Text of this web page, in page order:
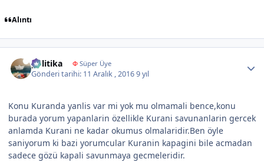
Alıntı
politika ΦSüper Üye
Gönderi tarihi: 11 Aralık , 20169 yıl
Konu Kuranda yanlis var mi yok mu olmamali bence,konu
burada yorum yapanlarin özellikle Kurani savunanlarin gercek
anlamda Kurani ne kadar okumus olmalaridir.Ben öyle
saniyorum ki bazi yorumcular Kuranin kapagini bile acmadan
sadece gözü kapali savunmaya gecmeleridir.